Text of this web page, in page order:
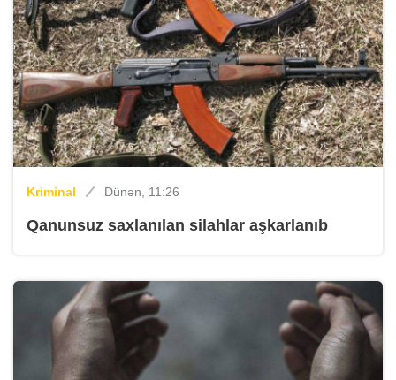
Kriminal Dünən, 11:26
Qanunsuz saxlanılan silahlar aşkarlanıb